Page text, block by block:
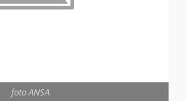
foto ANSA